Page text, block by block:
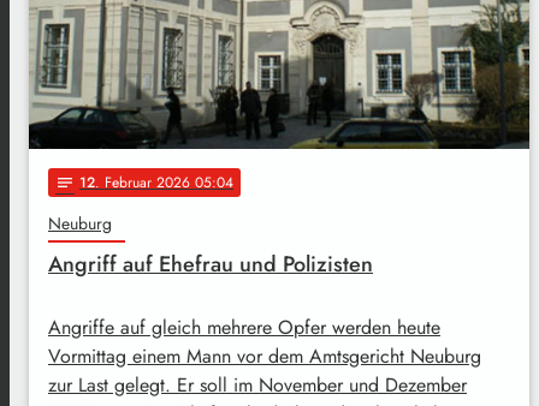
notes 12. Februar 2026 05:04
Neuburg
Angriff auf Ehefrau und Polizisten
Angriffe auf gleich mehrere Opfer werden heute
Vormittag einem Mann vor dem Amtsgericht Neuburg
zur Last gelegt. Er soll im November und Dezember